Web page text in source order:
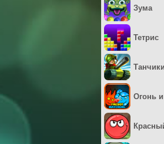
Зума
Тетрис
Танчики
Огонь